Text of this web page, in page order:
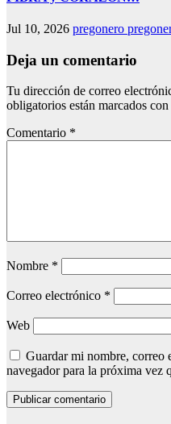
Jul 10, 2026 pregonero
Deja un comentario
Tu dirección de correo
obligatorios están marcados con
Comentario *
Nombre *
Correo electrónico *
Web
Guardar mi nombre, correo
navegador para la próxima vez